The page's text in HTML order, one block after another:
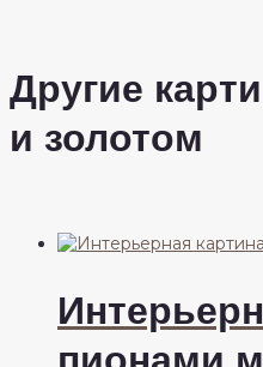
Другие
и золотом